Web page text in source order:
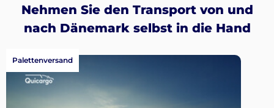
Deutsch
Einloggen
Registrieren
Nehmen Sie den Transport von und
nach Dänemark selbst in die Hand
Palettenversand